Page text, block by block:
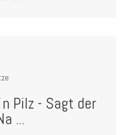
Pilz - Sagt der
...